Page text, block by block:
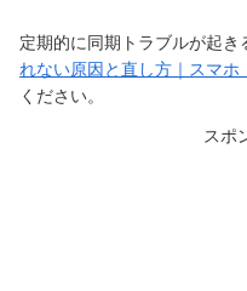
定期的に同期トラブルが起き
れない原因と直し方｜スマホ
ください。
スポ